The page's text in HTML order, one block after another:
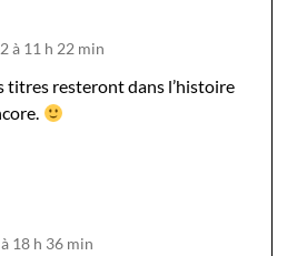
à 11 h 22 min
titres resteront dans l’histoire
18 h 36 min